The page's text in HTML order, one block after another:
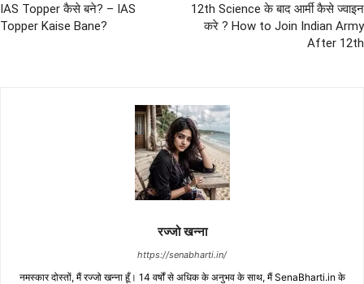
IAS Topper कैसे बने? – IAS
Topper Kaise Bane?
12th Science के बाद आर्मी कैसे ज्वाइन
करे ? How to Join Indian Army
After 12th
रज्जो खन्ना
https://senabharti.in/
नमस्कार दोस्तों, मैं रज्जो खन्ना हूँ। 14 वर्षों से अधिक के अनुभव के साथ, मैं SenaBharti.in के